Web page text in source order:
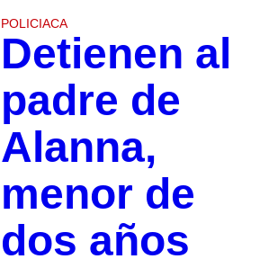
POLICIACA
Detienen al
padre de
Alanna,
menor de
dos años